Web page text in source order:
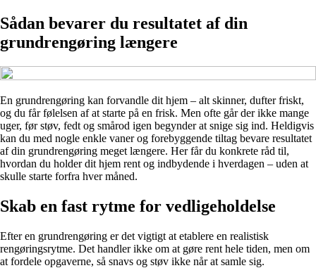
Sådan bevarer du resultatet af din
grundrengøring længere
En grundrengøring kan forvandle dit hjem – alt skinner, dufter friskt,
og du får følelsen af at starte på en frisk. Men ofte går der ikke mange
uger, før støv, fedt og smårod igen begynder at snige sig ind. Heldigvis
kan du med nogle enkle vaner og forebyggende tiltag bevare resultatet
af din grundrengøring meget længere. Her får du konkrete råd til,
hvordan du holder dit hjem rent og indbydende i hverdagen – uden at
skulle starte forfra hver måned.
Skab en fast rytme for vedligeholdelse
Efter en grundrengøring er det vigtigt at etablere en realistisk
rengøringsrytme. Det handler ikke om at gøre rent hele tiden, men om
at fordele opgaverne, så snavs og støv ikke når at samle sig.